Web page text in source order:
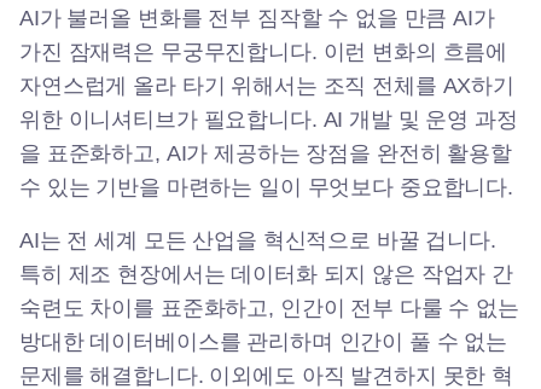
AI가 불러올 변화를 전부 짐작할 수 없을 만큼 AI가
가진 잠재력은 무궁무진합니다. 이런 변화의 흐름에
자연스럽게 올라 타기 위해서는 조직 전체를 AX하기
위한 이니셔티브가 필요합니다. AI 개발 및 운영 과정
을 표준화하고, AI가 제공하는 장점을 완전히 활용할
수 있는 기반을 마련하는 일이 무엇보다 중요합니다.
AI는 전 세계 모든 산업을 혁신적으로 바꿀 겁니다.
특히 제조 현장에서는 데이터화 되지 않은 작업자 간
숙련도 차이를 표준화하고, 인간이 전부 다룰 수 없는
방대한 데이터베이스를 관리하며 인간이 풀 수 없는
문제를 해결합니다. 이외에도 아직 발견하지 못한 혁